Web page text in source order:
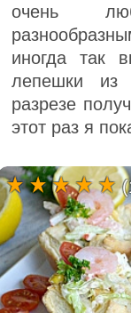
очень
иногда так
лепешки из
разрезе
этот раз я